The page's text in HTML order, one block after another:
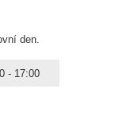
den.
- 17:00